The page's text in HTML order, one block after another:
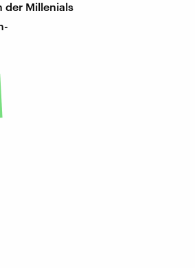
der Millenials